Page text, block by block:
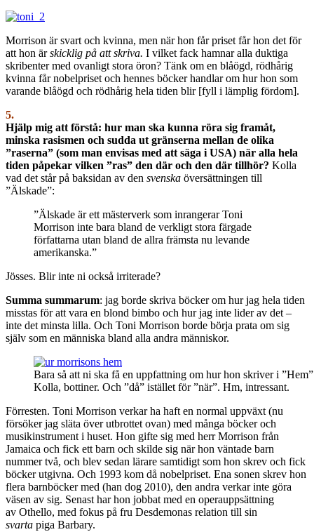
Morrison är svart och kvinna, men när hon får priset får hon det för
att hon ärskicklig på att skriva. I vilket fack hamnar alla duktiga
skribenter med ovanligt stora öron? Tänk om en blåögd, rödhårig
kvinna får nobelpriset och hennes böcker handlar om hur hon som
varande blåögd och rödhårig hela tiden blir [fyll i lämplig fördom].
5.
Hjälp mig att förstå: hur man ska kunna röra sig framåt,
minska rasismen och sudda ut gränserna mellan de olika
”raserna” (som man envisas med att säga i USA) när alla hela
tiden påpekar vilken ”ras” den där och den där tillhör? Kolla
vad det står på baksidan av den svenska översättningen till
”Älskade”:
”Älskade är ett mästerverk som inrangerar Toni
Morrison inte bara bland de verkligt stora färgade
författarna utan bland de allra främsta nu levande
amerikanska.”
Jösses. Blir inte ni också irriterade?
Summa summarum: jag borde skriva böcker om hur jag hela tiden
misstas för att vara en blond bimbo och hur jag inte lider av det –
inte det minsta lilla. Och Toni Morrison borde börja prata om sig
själv som en människa bland alla andra människor.
Bara så att ni ska få en uppfattning om hur hon skriver i
Kolla, bottiner. Och ”då” istället för ”när”. Hm, intressant.
Förresten. Toni Morrison verkar ha haft en normal uppväxt (nu
försöker jag släta över utbrottet ovan) med många böcker och
musikinstrument i huset. Hon gifte sig med herr Morrison från
Jamaica och fick ett barn och skilde sig när hon väntade barn
nummer två, och blev sedan lärare samtidigt som hon skrev och fick
böcker utgivna. Och 1993 kom då nobelpriset. Ena sonen skrev hon
flera barnböcker med (han dog 2010), den andra verkar inte göra
väsen av sig. Senast har hon jobbat med en operauppsättning
av Othello, med fokus på fru Desdemonas relation till sin
svarta piga Barbary.